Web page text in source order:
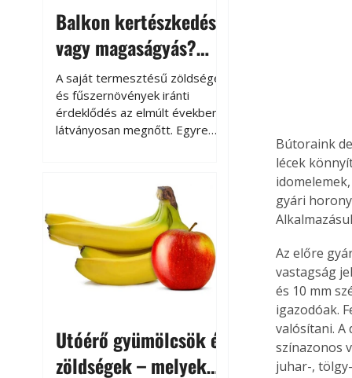
Balkon kertészkedés
vagy magaságyás?
Helytakarékos
kertészkedés
A saját termesztésű zöldségek
és fűszernövények iránti
érdeklődés az elmúlt években
látványosan megnőtt. Egyre
kertészkedés sokak számára
kikapcsolódást és feltöltődést
is jelent.
Utóérő gyümölcsök és
zöldségek – melyek
Bútoraink
lécek
gyári
Az előre
vastagság
és 10 mm
igazodóak.
valósítani.
színazonos
juhar-,